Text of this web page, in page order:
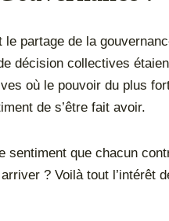
partage de la
décision collectives
où le pouvoir du plus
de s’être fait avoir.
sentiment que chacun
? Voilà tout l’intérêt